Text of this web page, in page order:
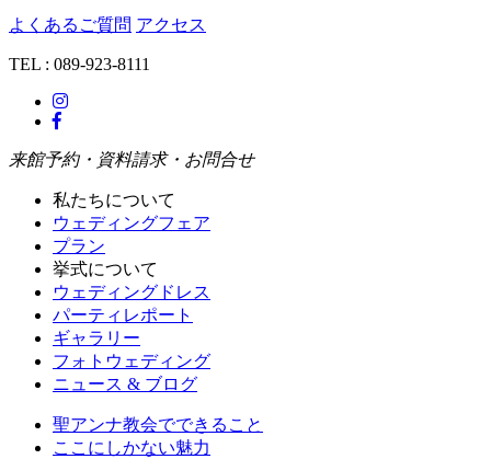
よくあるご質問 アクセス
TEL : 089-923-8111
来館予約・資料請求・お問合せ
私たちについて
ウェディングフェア
プラン
挙式について
ウェディングドレス
パーティレポート
ギャラリー
フォトウェディング
ニュース & ブログ
聖アンナ教会でできること
ここにしかない魅力